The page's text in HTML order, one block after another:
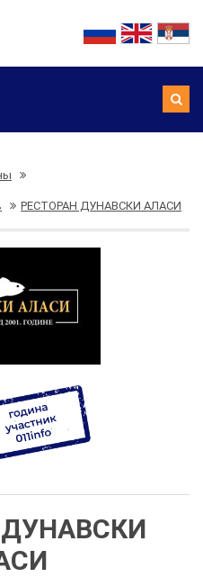
РЕСТОРАН ДУНАВСКИ АЛАСИ